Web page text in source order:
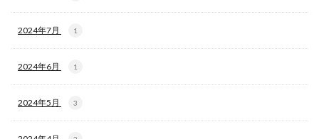
2024年7月 1
2024年6月 1
2024年5月 3